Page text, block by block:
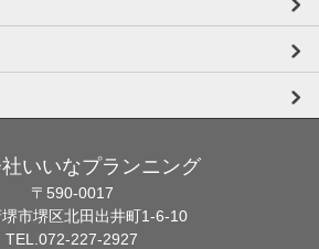
いいなプランニング
〒590-0017
市堺区北田出井町1-6-10
TEL.072-227-2927